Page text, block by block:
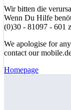
Wir bitten die
Wenn Du Hilfe
(0)30 - 81097 - 601
We apologise for
contact our
Homepage